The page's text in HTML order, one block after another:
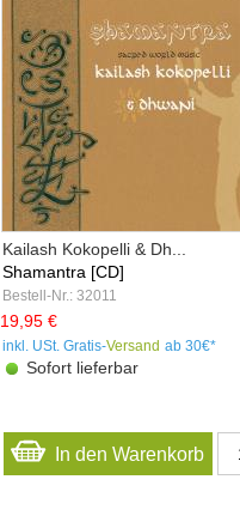
Kailash Kokopelli & Dh...
Shamantra [CD]
Bestell-Nr.: 32011
19,95 €
inkl. USt. Gratis-Versand ab 30€*
Sofort lieferbar
In den Warenkorb